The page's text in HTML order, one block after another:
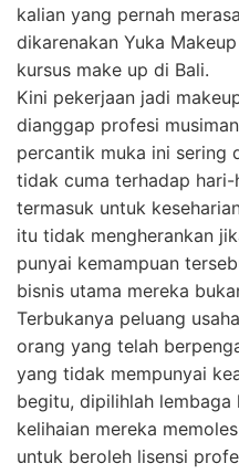
kalian yang pernah
dikarenakan Yuka
kursus make up di Bali.
Kini pekerjaan jadi
dianggap profesi
percantik muka ini sering
tidak cuma terhadap hari-
termasuk untuk
itu tidak mengherankan
punyai kemampuan
bisnis utama mereka
Terbukanya peluang
orang yang telah
yang tidak mempunyai
begitu, dipilihlah lembaga
kelihaian mereka
untuk beroleh lisensi